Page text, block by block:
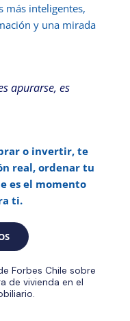
más inteligentes,
y una mirada
apurarse, es
o invertir, te
real, ordenar tu
es el momento
ti.
Forbes Chile sobre
de vivienda en el